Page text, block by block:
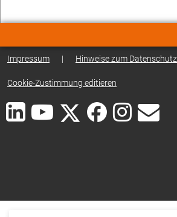
Impressum | Hinweise zum Datenschutz
Cookie-Zustimmung editieren